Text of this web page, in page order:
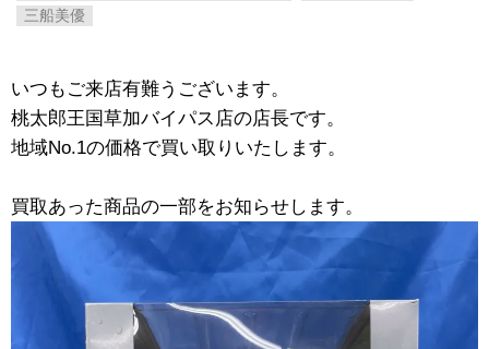
​三船美優
いつもご来店有難うございます。
桃太郎王国草加バイパス店の店長です。
地域No.1の価格で買い取りいたします。
買取あった商品の一部をお知らせします。